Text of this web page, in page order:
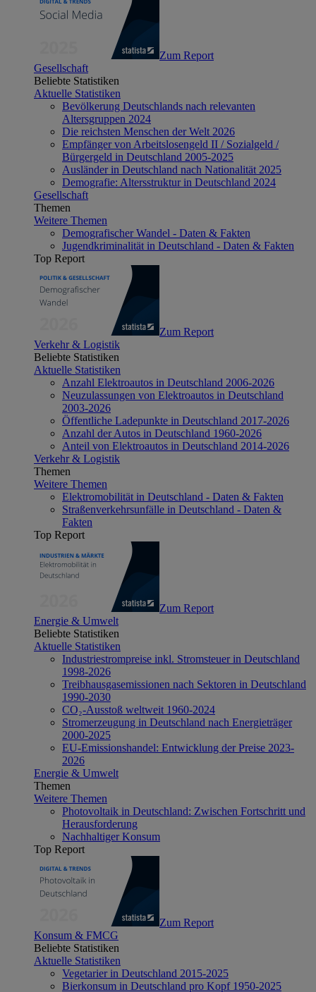
Zum Report
Gesellschaft
Beliebte Statistiken
Aktuelle Statistiken
Bevölkerung Deutschlands nach relevanten
Altersgruppen 2024
Die reichsten Menschen der Welt 2026
Empfänger von Arbeitslosengeld II / Sozialgeld /
Bürgergeld in Deutschland 2005-2025
Ausländer in Deutschland nach Nationalität 2025
Demografie: Altersstruktur in Deutschland 2024
Gesellschaft
Themen
Weitere Themen
Demografischer Wandel - Daten & Fakten
Jugendkriminalität in Deutschland - Daten & Fakten
Top Report
Zum Report
Verkehr & Logistik
Beliebte Statistiken
Aktuelle Statistiken
Anzahl Elektroautos in Deutschland 2006-2026
Neuzulassungen von Elektroautos in Deutschland
2003-2026
Öffentliche Ladepunkte in Deutschland 2017-2026
Anzahl der Autos in Deutschland 1960-2026
Anteil von Elektroautos in Deutschland 2014-2026
Verkehr & Logistik
Themen
Weitere Themen
Elektromobilität in Deutschland - Daten & Fakten
Straßenverkehrsunfälle in Deutschland - Daten &
Fakten
Top Report
Zum Report
Energie & Umwelt
Beliebte Statistiken
Aktuelle Statistiken
Industriestrompreise inkl. Stromsteuer in Deutschland
1998-2026
Treibhausgasemissionen nach Sektoren in Deutschland
1990-2030
CO₂-Ausstoß weltweit 1960-2024
Stromerzeugung in Deutschland nach Energieträger
2000-2025
EU-Emissionshandel: Entwicklung der Preise 2023-
2026
Energie & Umwelt
Themen
Weitere Themen
Photovoltaik in Deutschland: Zwischen Fortschritt und
Herausforderung
Nachhaltiger Konsum
Top Report
Zum Report
Konsum & FMCG
Beliebte Statistiken
Aktuelle Statistiken
Vegetarier in Deutschland 2015-2025
Bierkonsum in Deutschland pro Kopf 1950-2025